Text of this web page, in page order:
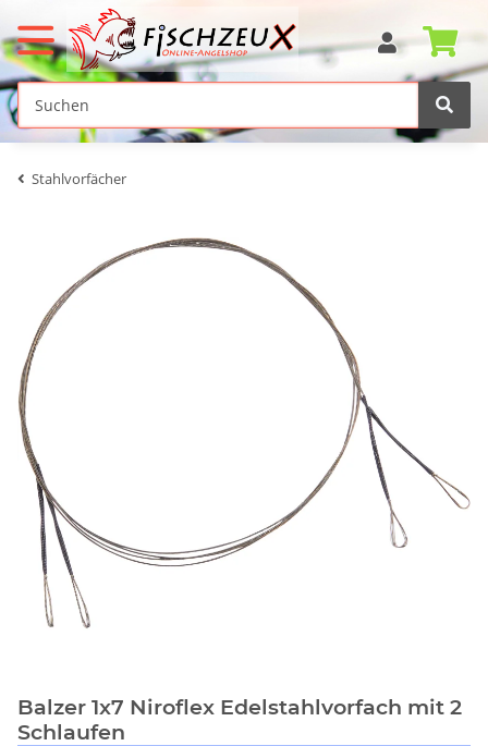
Stahlvorfächer
Balzer 1x7 Niroflex Edelstahlvorfach mit 2
Schlaufen